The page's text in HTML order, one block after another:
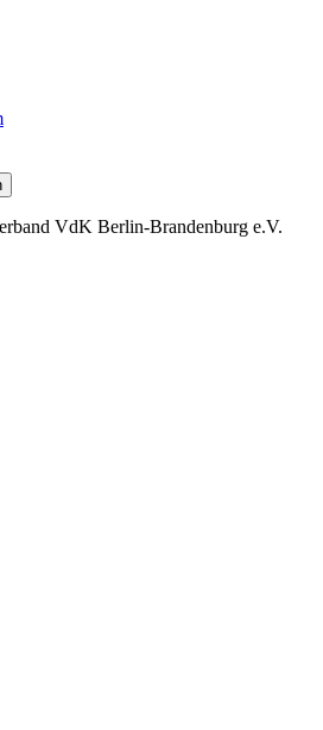
VdK Berlin-Brandenburg e.V.